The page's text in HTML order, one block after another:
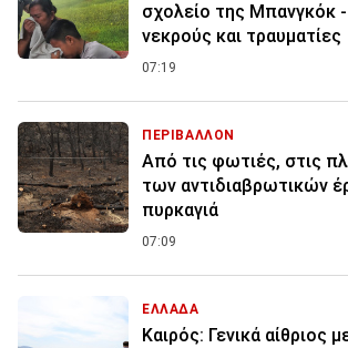
σχολείο της Μπανγκόκ
νεκρούς και τραυματίες
07:19
ΠΕΡΙΒΑΛΛΟΝ
Από τις φωτιές, στις
των αντιδιαβρωτικών
πυρκαγιά
07:09
ΕΛΛΑΔΑ
Καιρός: Γενικά αίθριος